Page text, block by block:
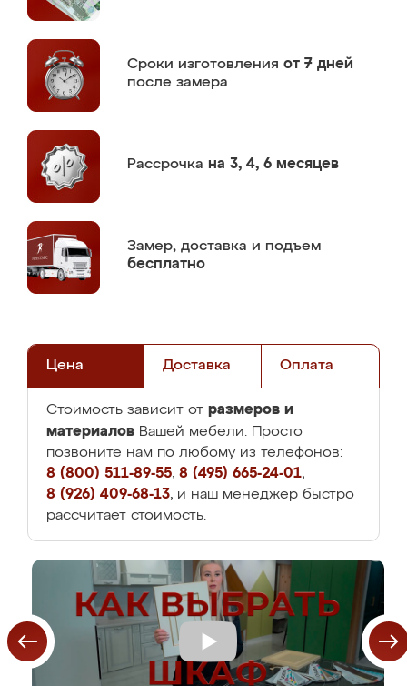
Сроки изготовления от 7 дней
после замера
Рассрочка на 3, 4, 6 месяцев
Замер, доставка и подъем
бесплатно
Цена Доставка Оплата
Стоимость зависит от размеров и
материалов Вашей мебели. Просто
позвоните нам по любому из телефонов:
8 (800) 511-89-55, 8 (495) 665-24-01,
8 (926) 409-68-13, и наш менеджер быстро
рассчитает стоимость.